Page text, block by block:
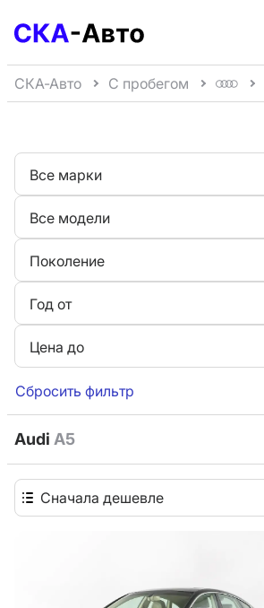
СКА-Авто С пробегом
Все марки
Все модели
Поколение
Год от
Цена до
Сбросить фильтр
Audi A5
Сначала дешевле